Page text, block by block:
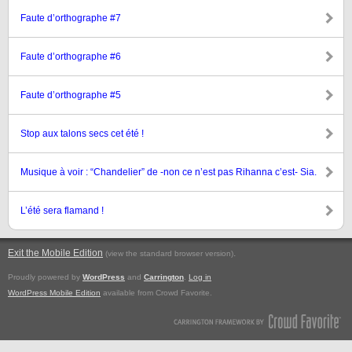
Faute d’orthographe #7
Faute d’orthographe #6
Faute d’orthographe #5
Stop aux talons secs cet été !
Musique à voir : “Chandelier” de -non ce n’est pas Rihanna c’est- Sia.
L’été sera flamand !
Exit the Mobile Edition (view the standard browser version).
Proudly powered by WordPress and Carrington
Log in
WordPress Mobile Edition available from Crowd Favorite.